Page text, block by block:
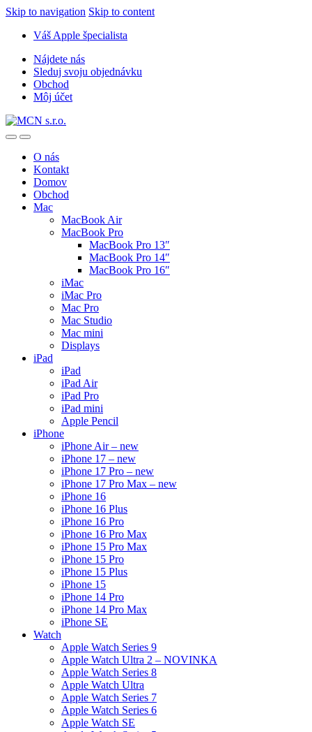
Skip to navigation Skip to content
Váš Apple špecialista
Nájdete nás
Sleduj svoju objednávku
Obchod
Môj účet
O nás
Kontakt
Domov
Obchod
Mac
MacBook Air
MacBook Pro
MacBook Pro 13″
MacBook Pro 14″
MacBook Pro 16″
iMac
iMac Pro
Mac Pro
Mac Studio
Mac mini
Displays
iPad
iPad
iPad Air
iPad Pro
iPad mini
Apple Pencil
iPhone
iPhone Air – new
iPhone 17 – new
iPhone 17 Pro – new
iPhone 17 Pro Max – new
iPhone 16
iPhone 16 Plus
iPhone 16 Pro
iPhone 16 Pro Max
iPhone 15 Pro Max
iPhone 15 Pro
iPhone 15 Plus
iPhone 15
iPhone 14 Pro
iPhone 14 Pro Max
iPhone SE
Watch
Apple Watch Series 9
Apple Watch Ultra 2 – NOVINKA
Apple Watch Series 8
Apple Watch Ultra
Apple Watch Series 7
Apple Watch Series 6
Apple Watch SE